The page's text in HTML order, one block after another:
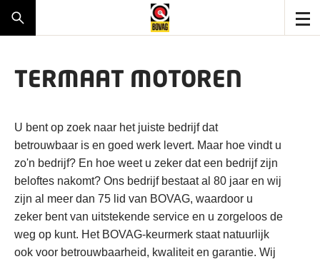
TERMAAT MOTOREN
U bent op zoek naar het juiste bedrijf dat
betrouwbaar is en goed werk levert. Maar hoe vindt u
zo'n bedrijf? En hoe weet u zeker dat een bedrijf zijn
beloftes nakomt? Ons bedrijf bestaat al 80 jaar en wij
zijn al meer dan 75 lid van BOVAG, waardoor u
zeker bent van uitstekende service en u zorgeloos de
weg op kunt. Het BOVAG-keurmerk staat natuurlijk
ook voor betrouwbaarheid, kwaliteit en garantie. Wij